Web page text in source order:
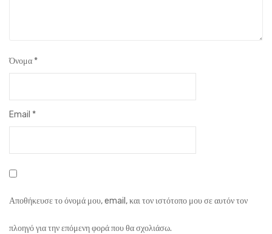
Όνομα *
Email *
Αποθήκευσε το όνομά μου, email, και τον ιστότοπο μου σε αυτόν τον
πλοηγό για την επόμενη φορά που θα σχολιάσω.